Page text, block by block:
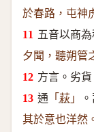
於春路，屯神
五音以商為
夕聞，聽朔管
方言。劣貨
通 「 萩」
其於意也洋然